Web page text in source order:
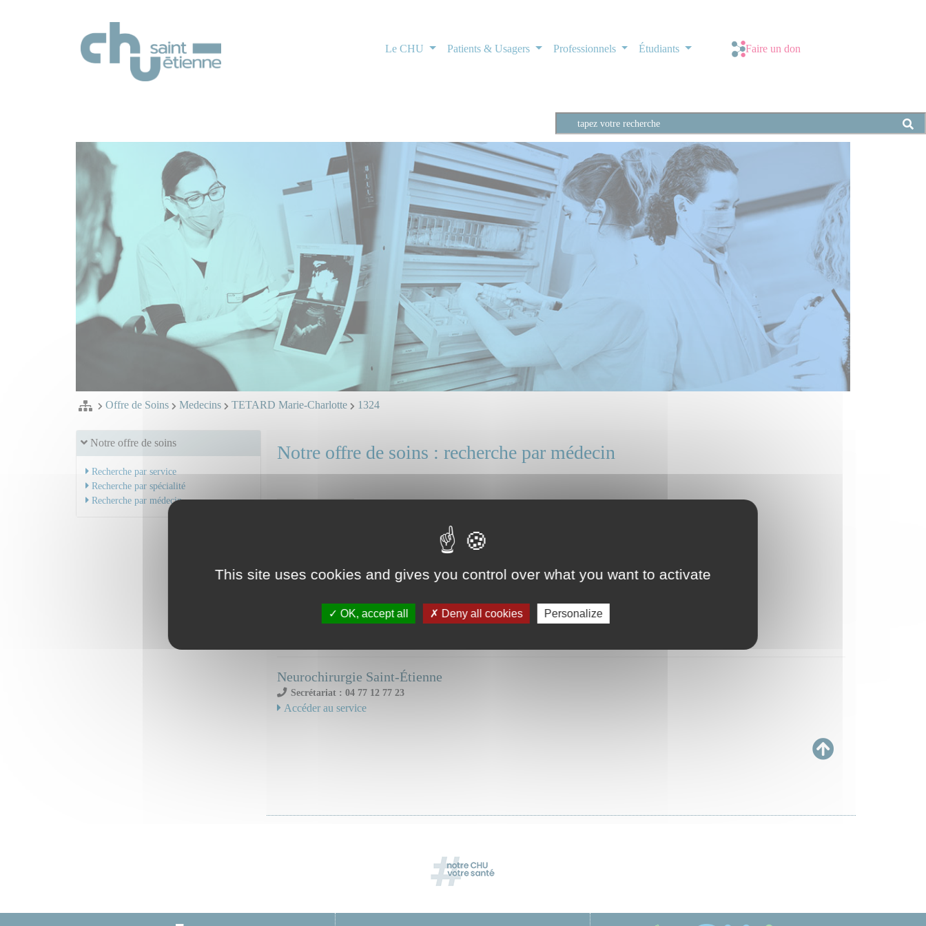
Le CHU Patients & Usagers Professionnels Étudiants Faire un don
Offre de Soins Medecins TETARD Marie-Charlotte 1324
Notre offre de soins
Recherche par service
Recherche par spécialité
Recherche par médecin
Notre offre de soins : recherche par médecin
Neurochirurgie Saint-Étienne
Secrétariat : 04 77 12 77 23
Accéder au service
This site uses cookies and gives you control over what you want to activate
OK, accept all Deny all cookies Personalize